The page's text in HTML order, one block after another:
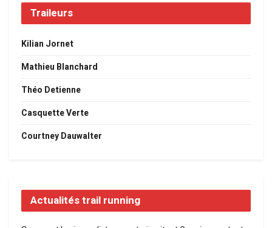
Traileurs
Kilian Jornet
Mathieu Blanchard
Théo Detienne
Casquette Verte
Courtney Dauwalter
Actualités trail running